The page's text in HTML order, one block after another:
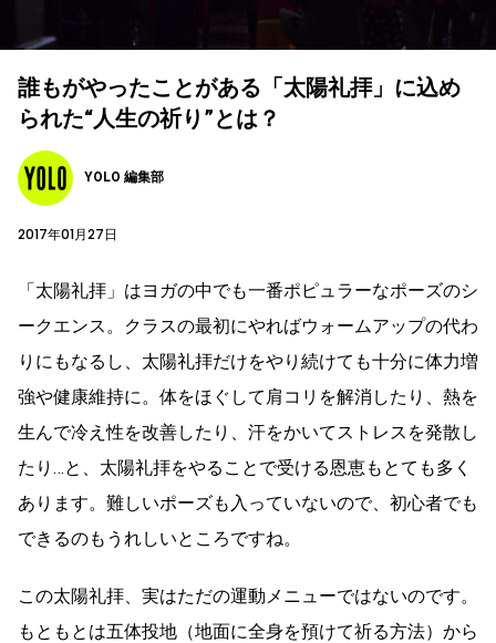
誰もがやったことがある「太陽礼拝」に込め
られた“人生の祈り”とは？
YOLO 編集部
2017年01月27日
「太陽礼拝」はヨガの中でも一番ポピュラーなポーズのシ
ークエンス。クラスの最初にやればウォームアップの代わ
りにもなるし、太陽礼拝だけをやり続けても十分に体力増
強や健康維持に。体をほぐして肩コリを解消したり、熱を
生んで冷え性を改善したり、汗をかいてストレスを発散し
たり…と、太陽礼拝をやることで受ける恩恵もとても多く
あります。難しいポーズも入っていないので、初心者でも
できるのもうれしいところですね。
この太陽礼拝、実はただの運動メニューではないのです。
もともとは五体投地（地面に全身を預けて祈る方法）から